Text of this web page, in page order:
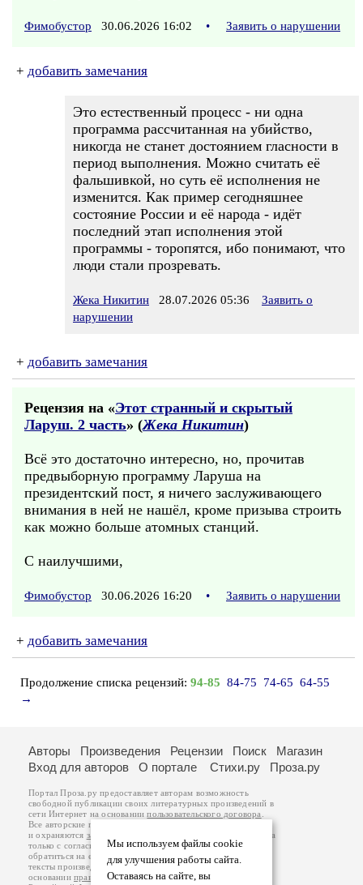
Фимобустор 30.06.2026 16:02 • Заявить о нарушении
+ добавить замечания
Это естественный процесс - ни одна
программа рассчитанная на убийство,
никогда не станет достоянием гласности в
период выполнения. Можно считать её
фальшивкой, но суть её исполнения не
изменится. Как пример сегодняшнее
состояние России и её народа - идёт
последний этап исполнения этой
программы - торопятся, ибо понимают, что
люди стали прозревать.
Жека Никитин 28.07.2026 05:36
Заявить о
нарушении
+ добавить замечания
Рецензия на «Этот странный и скрытый
Ларуш. 2 часть» (Жека Никитин)
Всё это достаточно интересно, но, прочитав
предвыборную программу Ларуша на
президентский пост, я ничего заслуживающего
внимания в ней не нашёл, кроме призыва строить
как можно больше атомных станций.
С наилучшими,
Фимобустор 30.06.2026 16:20 • Заявить о нарушении
+ добавить замечания
Продолжение списка рецензий: 94-85 84-75 74-65 64-55
→
Мы используем файлы cookie
для улучшения работы сайта.
Оставаясь на сайте, вы
Авторы Произведения Рецензии Поиск
Магазин
Вход для авторов
О портале Стихи.ру Проза.ру
Портал Проза.ру предоставляет авторам возможность
свободной публикации своих литературных произведений в
сети Интернет на основаниипользовательского договора
Все авторские права на произведения принадлежат авторам
и охраняются законом
. Перепечатка произведений возможна
только с согласия его автора, к которому вы можете
обратиться на его авторской странице. Ответственность за
тексты произведений авторы несут самостоятельно на
основанииправил публикацииизаконодательства